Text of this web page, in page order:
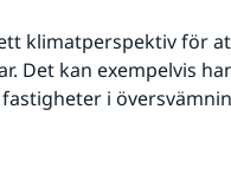
klimatperspektiv för
Det kan exempelvis
i